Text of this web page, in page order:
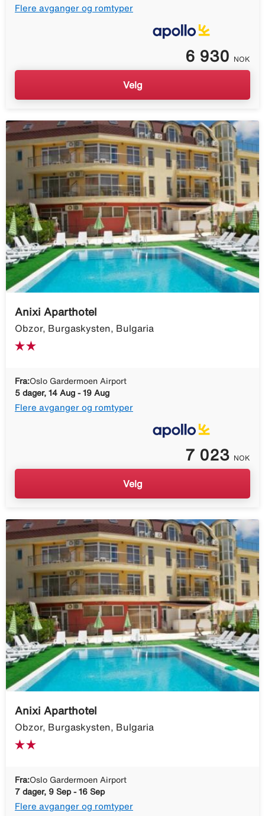
Flere avganger og romtyper
6 930 NOK
Velg
Anixi Aparthotel
Obzor, Burgaskysten, Bulgaria
Fra:Oslo Gardermoen Airport
5 dager, 14 Aug - 19 Aug
Flere avganger og romtyper
7 023 NOK
Velg
Anixi Aparthotel
Obzor, Burgaskysten, Bulgaria
Fra:Oslo Gardermoen Airport
7 dager, 9 Sep - 16 Sep
Flere avganger og romtyper